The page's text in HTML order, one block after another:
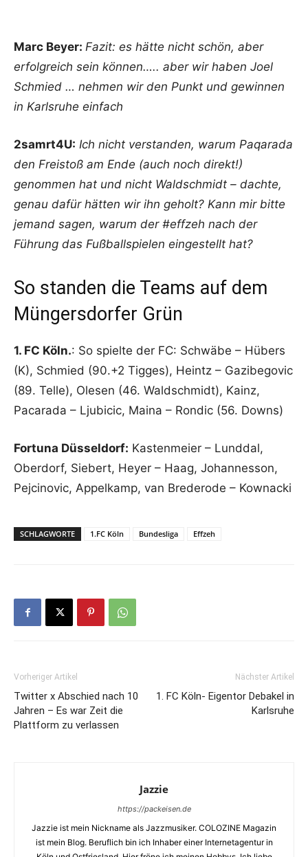
Marc Beyer: Fazit: es hätte nicht schön, aber
erfolgreich sein können….. aber wir haben Joel
Schmied … nehmen wir den Punkt und gewinnen
in Karlsruhe einfach
2samrt4U: Ich nicht verstanden, warum Paqarada
den Freistoß am Ende (auch noch direkt!)
genommen hat und nicht Waldschmidt – dachte,
genau dafür hätten wir ihn geholt? Kann mir bitte
jemand sagen, warum der #effzeh nach der
Führung das Fußballspielen eingestellt hat?
So standen die Teams auf dem
Müngersdorfer Grün
1. FC Köln.: So spielte der FC: Schwäbe – Hübers
(K), Schmied (90.+2 Tigges), Heintz – Gazibegovic
(89. Telle), Olesen (46. Waldschmidt), Kainz,
Pacarada – Ljubicic, Maina – Rondic (56. Downs)
Fortuna Düsseldorf: Kastenmeier – Lunddal,
Oberdorf, Siebert, Heyer – Haag, Johannesson,
Pejcinovic, Appelkamp, van Brederode – Kownacki
SCHLAGWORTE 1.FC Köln Bundesliga Effzeh
Vorheriger Artikel
Twitter x Abschied nach 10
Jahren – Es war Zeit die
Plattform zu verlassen
Nächster Artikel
1. FC Köln- Eigentor Debakel in
Karlsruhe
Jazzie
https://packeisen.de
Jazzie ist mein Nickname als Jazzmusiker. COLOZINE Magazin
ist mein Blog. Beruflich bin ich Inhaber einer Internetagentur in